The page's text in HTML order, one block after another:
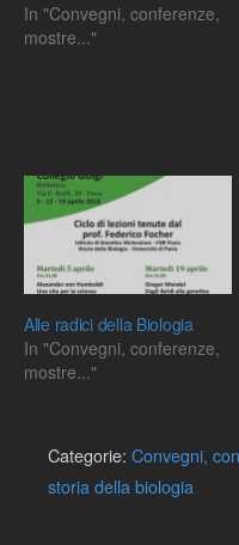
In "Convegni, conferenze,
mostre..."
Alle radici della Biologia
In "Convegni, conferenze,
mostre..."
Categorie: Convegni,
storia della biologia